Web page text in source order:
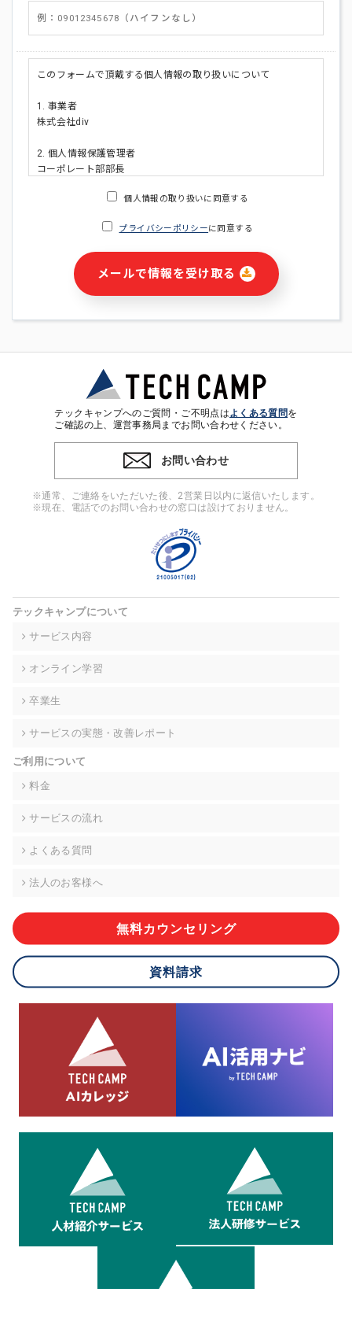
このフォームで頂戴する個人情報の取り扱いについて
1. 事業者
株式会社div
2. 個人情報保護管理者
コーポレート部部長
・ご請求された資料の送付のため
・本サービス及び本サービスに関連する情報(当社及び第三者の
サービス又は商品等の広告配信・宣伝を含みますが、それらに
・個人(法人の場合は担当者)を識別できない形式に加工した統
計情報の作成および利用
※上記の利用目的に基づいた本人への連絡及び配信について
4. 個人情報の第三者提供
ンをとるために、氏名等の一部の情報をサービス内で使用する
チャットツールで発信することにより、本サービスの他の利用
者等に提供することがあります。
当社は事業運営上、前項利用目的の範囲に限って個人情報を外
高い委託先を選定し、個人情報の適正管理・機密保持について
個人情報の開示等(利用目的の通知、開示、内容の訂正・追加・
て、下記の当社問合わせ窓口に申し出ることができます。その
的な期間内に対応いたします。ただし、申請が本人確認が不可
により、ご希望に添えない場合があります。 なお、アクセスロ
グなどの個人情報以外の情報については、原則として開示等は
株式会社div 個人情報問合せ窓口
メールアドレス:privacy_policy@di-v.co.jp
ご本人様が当社に個人情報を提供されるかどうかは任意による
応ができない場合があります。
8.cookieにより取得・分析した情報とその利用について
当社は第三者が運営するデータ・マネジメント・プラットフォ
ームからcookieにより収集されたウェブの閲覧機歴及びその分
析結果を取得し、これをお客様の個人データと結びつけた上
で、広告配信等の目的で利用いたします。
個人情報の取り扱いに同意する
プライバシーポリシーに同意する
メールで情報を受け取る
テックキャンプへのご質問・ご不明点はよくある質問を
ご確認の上、運営事務局までお問い合わせください。
お問い合わせ
※通常、ご連絡をいただいた後、2営業日以内に返信いたします。
※現在、電話でのお問い合わせの窓口は設けておりません。
テックキャンプについて
サービス内容
オンライン学習
卒業生
サービスの実態・改善レポート
ご利用について
料金
サービスの流れ
よくある質問
法人のお客様へ
無料カウンセリング
資料請求